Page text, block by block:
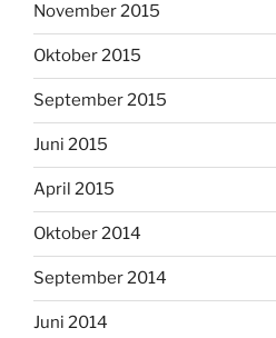
November 2015
Oktober 2015
September 2015
Juni 2015
April 2015
Oktober 2014
September 2014
Juni 2014